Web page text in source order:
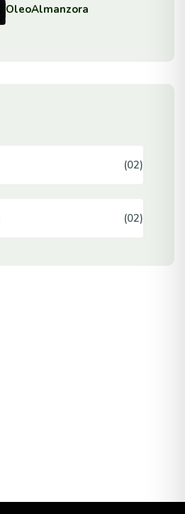
OleoAlmanzora
(02)
(02)